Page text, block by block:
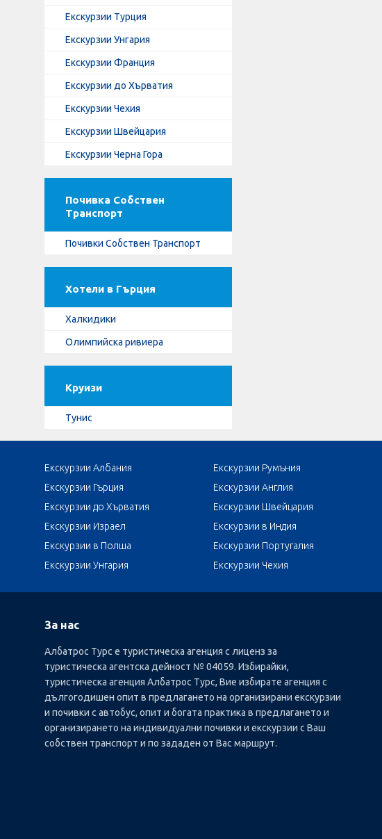
Екскурзии Турция
Екскурзии Унгария
Екскурзии Франция
Екскурзии до Хърватия
Екскурзии Чехия
Екскурзии Швейцария
Екскурзии Черна Гора
Почивка Собствен
Транспорт
Почивки Собствен Транспорт
Хотели в Гърция
Халкидики
Олимпийска ривиера
Круизи
Тунис
Екскурзии Албания Екскурзии Румъния
Екскурзии Гърция
Екскурзии Англия
Екскурзии до Хърватия
Екскурзии Швейцария
Екскурзии Израел
Екскурзии в Индия
Екскурзии в Полша
Екскурзии Португалия
Екскурзии Унгария
Екскурзии Чехия
За нас
Албатрос Турс е туристическа агенция с лиценз за
туристическа агентска дейност № 04059. Избирайки,
туристическа агенция Албатрос Турс, Вие избирате агенция с
дългогодишен опит в предлагането на организирани екскурзии
и почивки с автобус, опит и богата практика в предлагането и
организирането на индивидуални почивки и екскурзии с Ваш
собствен транспорт и по зададен от Вас маршрут.